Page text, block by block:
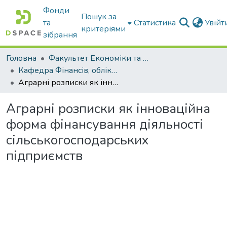
Фонди
та
зібрання
Пошук за
критеріями
Статистика
Головна
Факультет Економіки та бізнесу
Кафедра Фінансів, обліку і оподаткування
Аграрні розписки як інноваційна форма фінансування діяльності сільськогосподарських підприємств
Аграрні розписки як інноваційна
форма фінансування діяльності
сільськогосподарських
підприємств